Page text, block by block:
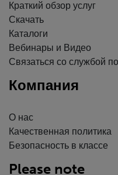
Краткий обзор услуг
Скачать
Каталоги
Вебинары и Видео
Связаться со службой
Компания
О нас
Качественная политика
Безопасность в классе
Please note